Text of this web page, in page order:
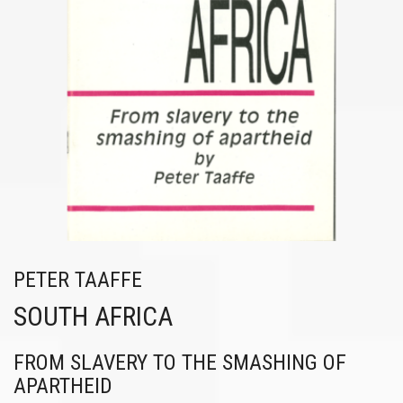
PETER TAAFFE
SOUTH AFRICA
FROM SLAVERY TO THE SMASHING OF
APARTHEID